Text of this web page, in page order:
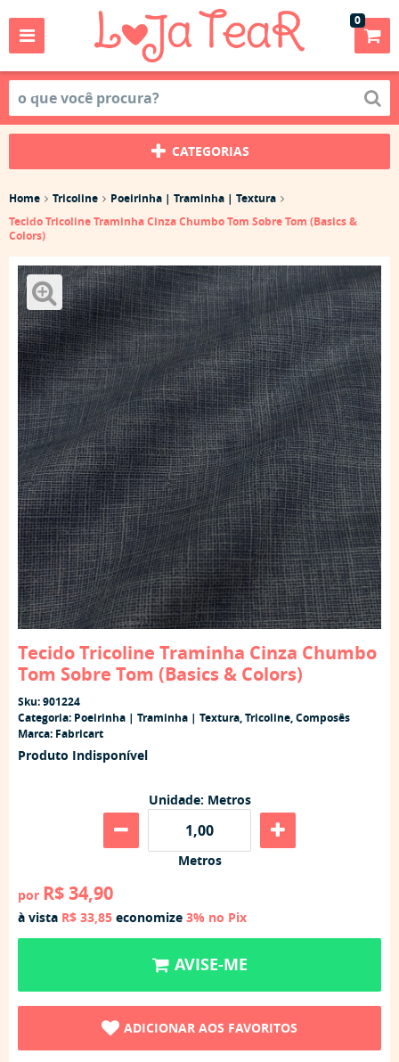
0
CATEGORIAS
Home Tricoline
Poeirinha | Traminha | Textura
Tecido Tricoline Traminha Cinza Chumbo Tom Sobre Tom (Basics &
Colors)
Tecido Tricoline Traminha Cinza Chumbo
Tom Sobre Tom (Basics & Colors)
Sku:901224
Categoria: Poeirinha | Traminha | Textura,Tricoline,Composês
Marca: Fabricart
Produto Indisponível
Unidade: Metros
Metros
por R$ 34,90
à vista R$ 33,85 economize 3% no Pix
AVISE-ME
ADICIONAR AOS FAVORITOS